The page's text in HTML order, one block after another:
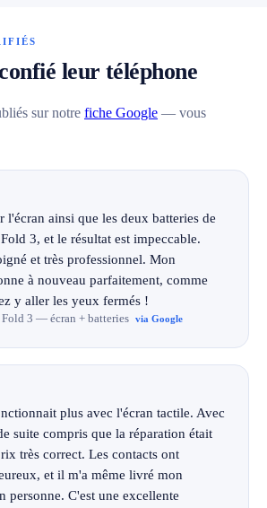
leur téléphone
sur notre fiche Google — vous
l'écran ainsi que les deux batteries de
3, et le résultat est impeccable.
et très professionnel. Mon
à nouveau parfaitement, comme
y aller les yeux fermés !
Fold 3 — écran + batteries via Google
plus avec l'écran tactile. Avec
suite compris que la réparation était
très correct. Les contacts ont
et il m'a même livré mon
personne. C'est une excellente